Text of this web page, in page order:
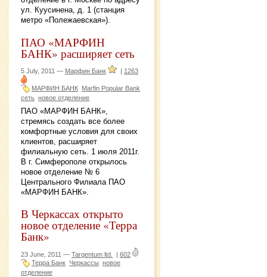
ул. Куусинена, д. 1 (станция
метро «Полежаевская»).
ПАО «МАРФИН
БАНК» расширяет сеть
5 July, 2011 — Марфин Банк | 1263
МАРФИН БАНК Marfin Popular Bank
сеть новое отделение
ПАО «МАРФИН БАНК»,
стремясь создать все более
комфортные условия для своих
клиентов, расширяет
филиальную сеть. 1 июля 2011г.
В г. Симферополе открылось
новое отделение № 6
Центрального Филиала ПАО
«МАРФИН БАНК».
В Черкассах открыто
новое отделение «Терра
Банк»
23 June, 2011 — Targentum ltd.
602
Терра Банк Черкассы новое
отделение